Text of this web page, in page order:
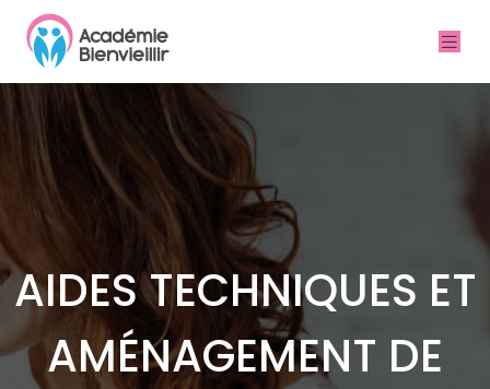
AIDES TECHNIQUES ET
AMÉNAGEMENT DE